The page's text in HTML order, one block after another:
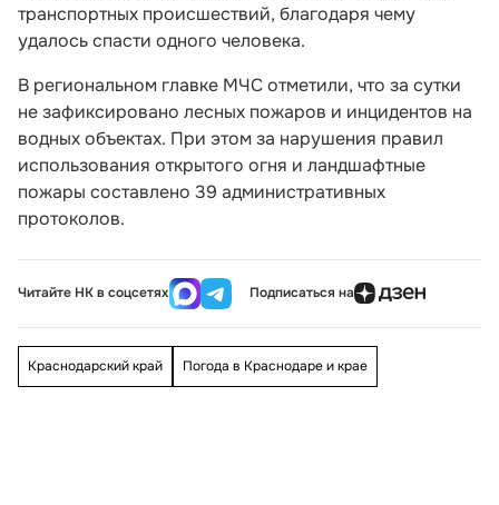
транспортных происшествий, благодаря чему
удалось спасти одного человека.
В региональном главке МЧС отметили, что за сутки
не зафиксировано лесных пожаров и инцидентов на
водных объектах. При этом за нарушения правил
использования открытого огня и ландшафтные
пожары составлено 39 административных
протоколов.
Читайте НК в соцсетях Подписаться на
Краснодарский край Погода в Краснодаре и крае